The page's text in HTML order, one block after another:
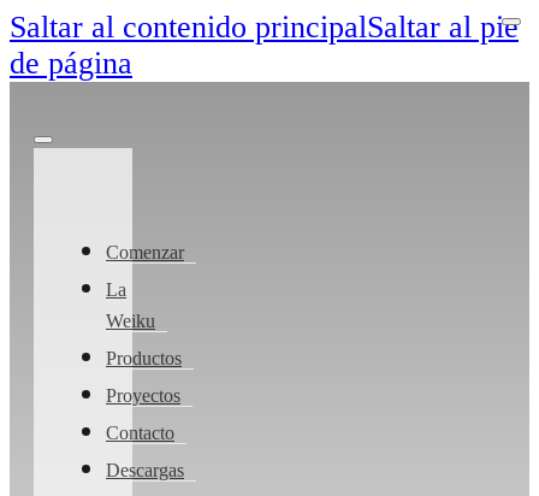
Saltar al contenido principalSaltar al pie
de página
Comenzar
La
Weiku
Productos
Proyectos
Contacto
Descargas